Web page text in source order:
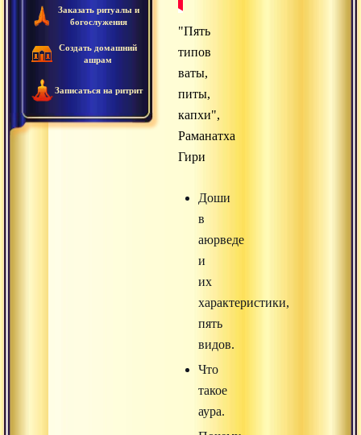
Заказать ритуалы и
богослужения
Создать домашний
ашрам
Записаться на ритрит
"Пять
типов
ваты,
питы,
капхи",
Раманатха
Гири
Доши
в
аюрведе
и
их
характеристики,
пять
видов.
Что
такое
аура.